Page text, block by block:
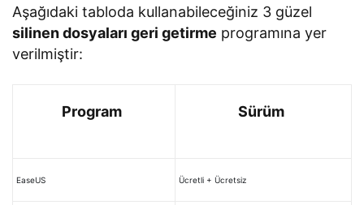
Aşağıdaki tabloda kullanabileceğiniz 3 güzel
silinen dosyaları geri getirme programına yer
verilmiştir:
Program Sürüm
EaseUS Ücretli + Ücretsiz